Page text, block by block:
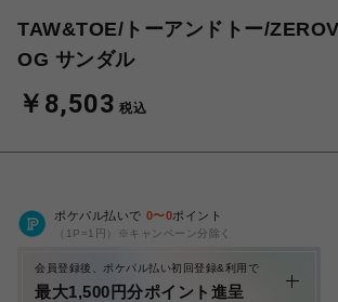
TAW&TOE/トーアンドトー/
OG サンダル
￥8,503 税込
ポケパル払いで 0〜0ポイント
（1P=1円）※キャンペーン分除く
会員登録後、ポケパル払い初回登録&利用で
最大1,500円分ポイント進呈